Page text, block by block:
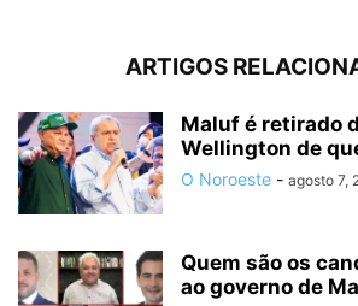
ARTIGOS
Maluf é retirado
Wellington de
O Noroeste - agosto 7,
Quem são os
ao governo de